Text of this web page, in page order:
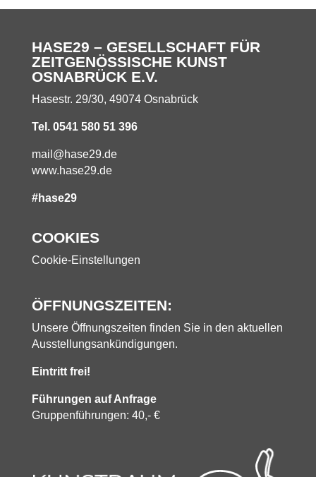
HASE29 – GESELLSCHAFT FÜR
ZEITGENÖSSISCHE KUNST
OSNABRÜCK E.V.
Hasestr. 29/30, 49074 Osnabrück
Tel. 0541 580 51 396
mail@hase29.de
www.hase29.de
#hase29
COOKIES
Cookie-Einstellungen
ÖFFNUNGSZEITEN:
Unsere Öffnungszeiten finden Sie in den aktuellen
Ausstellungsankündigungen.
Eintritt frei!
Führungen auf Anfrage
Gruppenführungen: 40,- €